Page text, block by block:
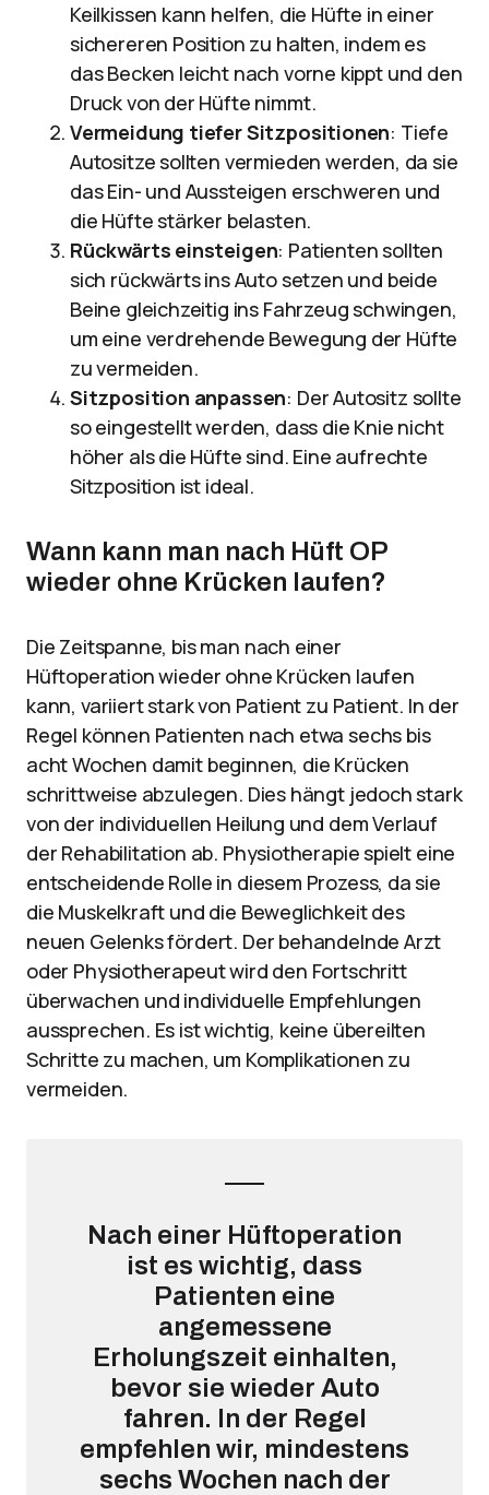
Keilkissen kann helfen, die Hüfte in einer
sichereren Position zu halten, indem es
das Becken leicht nach vorne kippt und den
Druck von der Hüfte nimmt.
Vermeidung tiefer Sitzpositionen: Tiefe
Autositze sollten vermieden werden, da sie
das Ein- und Aussteigen erschweren und
die Hüfte stärker belasten.
Rückwärts einsteigen: Patienten sollten
sich rückwärts ins Auto setzen und beide
Beine gleichzeitig ins Fahrzeug schwingen,
um eine verdrehende Bewegung der Hüfte
zu vermeiden.
Sitzposition anpassen: Der Autositz sollte
so eingestellt werden, dass die Knie nicht
höher als die Hüfte sind. Eine aufrechte
Sitzposition ist ideal.
Wann kann man nach Hüft OP
wieder ohne Krücken laufen?
Die Zeitspanne, bis man nach einer
Hüftoperation wieder ohne Krücken laufen
kann, variiert stark von Patient zu Patient. In der
Regel können Patienten nach etwa sechs bis
acht Wochen damit beginnen, die Krücken
schrittweise abzulegen. Dies hängt jedoch stark
von der individuellen Heilung und dem Verlauf
der Rehabilitation ab. Physiotherapie spielt eine
entscheidende Rolle in diesem Prozess, da sie
die Muskelkraft und die Beweglichkeit des
neuen Gelenks fördert. Der behandelnde Arzt
oder Physiotherapeut wird den Fortschritt
überwachen und individuelle Empfehlungen
aussprechen. Es ist wichtig, keine übereilten
Schritte zu machen, um Komplikationen zu
vermeiden.
Nach einer Hüftoperation
ist es wichtig, dass
Patienten eine
angemessene
Erholungszeit einhalten,
bevor sie wieder Auto
fahren. In der Regel
empfehlen wir, mindestens
sechs Wochen nach der